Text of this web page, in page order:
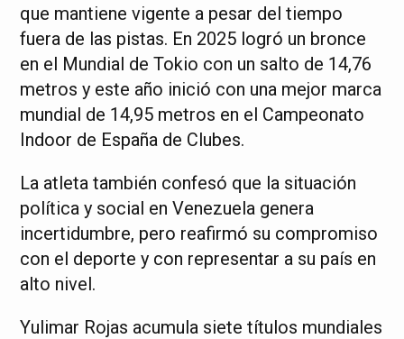
que mantiene vigente a pesar del tiempo
fuera de las pistas. En 2025 logró un bronce
en el Mundial de Tokio con un salto de 14,76
metros y este año inició con una mejor marca
mundial de 14,95 metros en el Campeonato
Indoor de España de Clubes.
La atleta también confesó que la situación
política y social en Venezuela genera
incertidumbre, pero reafirmó su compromiso
con el deporte y con representar a su país en
alto nivel.
Yulimar Rojas acumula siete títulos mundiales